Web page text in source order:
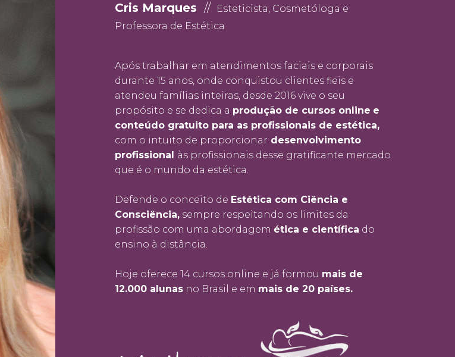
Cris Marques // Esteticista, Cosmetóloga e
Professora de Estética
Após trabalhar em atendimentos faciais e corporais
durante 15 anos, onde conquistou clientes fieis e
atendeu famílias inteiras, desde 2016 vive o seu
propósito e se dedica a produção de cursos online e
conteúdo gratuito para as profissionais de estética,
com o intuito de proporcionar desenvolvimento
profissional às profissionais desse gratificante mercado
que é o mundo da estética.
Defende o conceito de Estética com Ciência e
Consciência, sempre respeitando os limites da
profissão com uma abordagem ética e científica do
ensino à distância.
Hoje oferece 14 cursos online e já formou mais de
12.000 alunas no Brasil e em mais de 20 países.